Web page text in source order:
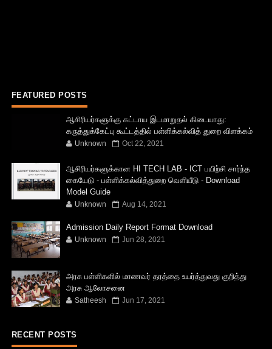
FEATURED POSTS
ஆசிரியர்களுக்கு கட்டாய இடமாறுதல் கிடையாது:
கருத்துக்கேட்பு கூட்டத்தில் பள்ளிக்கல்வித் துறை விளக்கம்
Unknown Oct 22, 2021
ஆசிரியர்களுக்கான HI TECH LAB - ICT பயிற்சி சார்ந்த
கையேடு - பள்ளிக்கல்வித்துறை வெளியீடு - Download
Model Guide
Unknown Aug 14, 2021
Admission Daily Report Format Download
Unknown Jun 28, 2021
அரசு பள்ளிகளில் மாணவர் தரத்தை உயர்த்துவது குறித்து
அரசு ஆலோசனை
Satheesh Jun 17, 2021
RECENT POSTS